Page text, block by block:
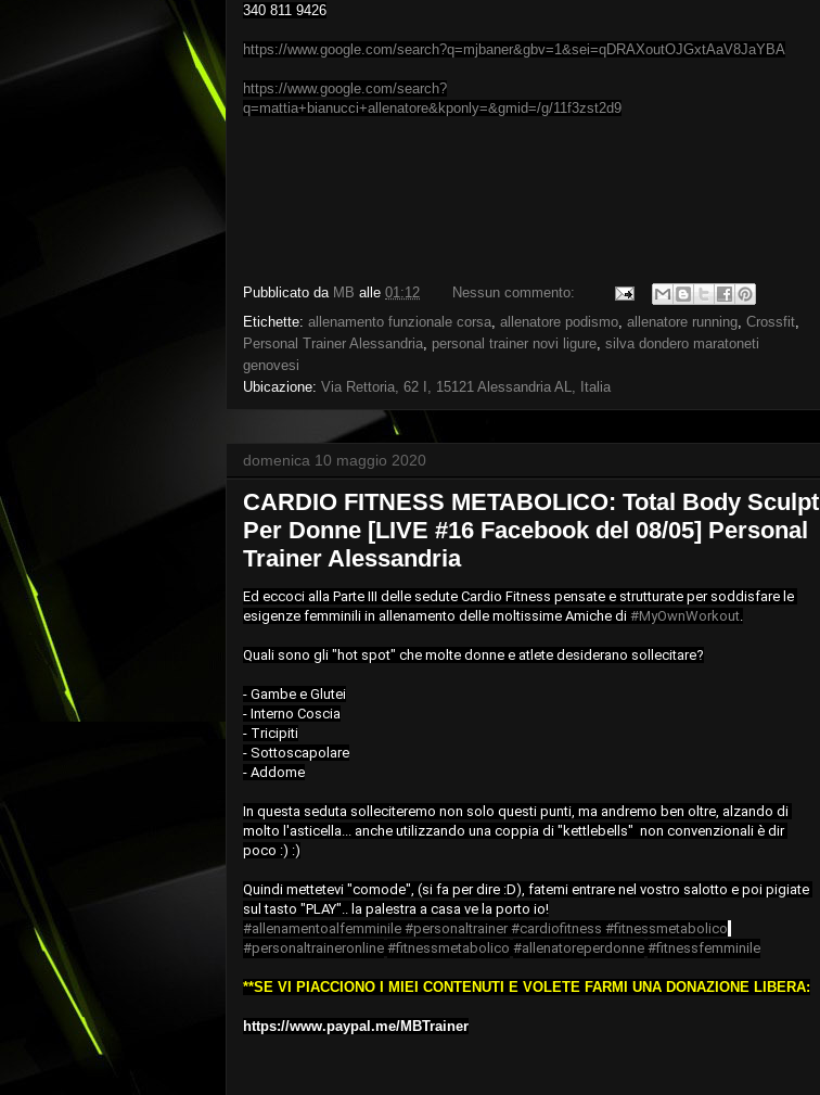
340 811 9426
https://www.google.com/search?q=mjbaner&gbv=1&sei=qDRAXoutOJGxtAaV8JaYBA
https://www.google.com/search?
q=mattia+bianucci+allenatore&kponly=&gmid=/g/11f3zst2d9
Pubblicato da MB alle 01:12
Nessun commento:
Etichette: allenamento funzionale corsa allenatore podismo allenatore running Crossfit
Personal Trainer Alessandria personal trainer novi ligure silva dondero maratoneti
genovesi
Ubicazione: Via Rettoria, 62 I, 15121 Alessandria AL, Italia
domenica 10 maggio 2020
CARDIO FITNESS METABOLICO: Total Body Sculpt
Per Donne [LIVE #16 Facebook del 08/05] Personal
Trainer Alessandria
Ed eccoci alla Parte III delle sedute Cardio Fitness pensate e strutturate per soddisfare le
esigenze femminili in allenamento delle moltissime Amiche di #MyOwnWorkout
Quali sono gli "hot spot" che molte donne e atlete desiderano sollecitare?
- Gambe e Glutei
- Interno Coscia
- Tricipiti
- Sottoscapolare
- Addome
In questa seduta solleciteremo non solo questi punti, ma andremo ben oltre, alzando di
molto l'asticella... anche utilizzando una coppia di "kettlebells"  non convenzionali è dir
poco :) :)
Quindi mettetevi "comode", (si fa per dire :D), fatemi entrare nel vostro salotto e poi pigiate
sul tasto "PLAY".. la palestra a casa ve la porto io!
#allenamentoalfemminile #personaltrainer #cardiofitness #fitnessmetabolico
#personaltraineronline #fitnessmetabolico #allenatoreperdonne #fitnessfemminile
**SE VI PIACCIONO I MIEI CONTENUTI E VOLETE FARMI UNA DONAZIONE LIBERA:
https://www.paypal.me/MBTrainer